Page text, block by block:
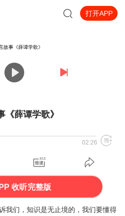
打开APP
《薛谭学歌》
02:26
收听完整版
我们，知识是无止境的，我们要懂得